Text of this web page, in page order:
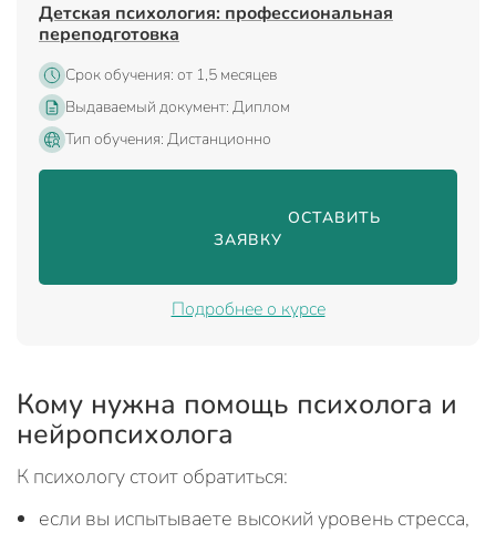
Детская психология: профессиональная
переподготовка
Срок обучения: от 1,5 месяцев
Выдаваемый документ: Диплом
Тип обучения: Дистанционно
                                ОСТАВИТЬ
ЗАЯВКУ
Подробнее о курсе
Кому нужна помощь психолога и
нейропсихолога
К психологу стоит обратиться:
если вы испытываете высокий уровень стресса,